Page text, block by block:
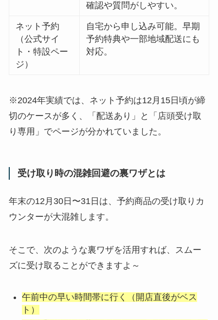
確認や質問がしやすい。
ネット予約
（公式サイ
ト・特設ペー
ジ）
自宅から申し込み可能。早期
予約特典や一部地域配送にも
対応。
※2024年実績では、ネット予約は12月15日頃が締
切のケースが多く、「配送あり」と「店頭受け取
り専用」でページが分かれていました。
受け取り時の混雑回避の裏ワザとは
年末の12月30日〜31日は、予約商品の受け取りカ
ウンターが大混雑します。
そこで、次のような裏ワザを活用すれば、スムー
ズに受け取ることができますよ～
午前中の早い時間帯に行く（開店直後がベス
ト）